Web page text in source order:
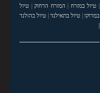
טיול במזרח המזרח הרחוק| טיול
במרוקו| טיול בתאילנד| טיול בהולנד